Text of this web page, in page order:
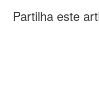
Partilha este